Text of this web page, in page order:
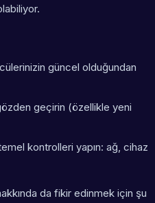
güncel olduğundan
geçirin (özellikle yeni
kontrolleri yapın: ağ, cihaz
da fikir edinmek için şu